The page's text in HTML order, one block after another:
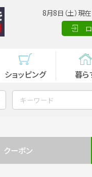
8月8日（土）
ショッピング 暮ら
クーポン